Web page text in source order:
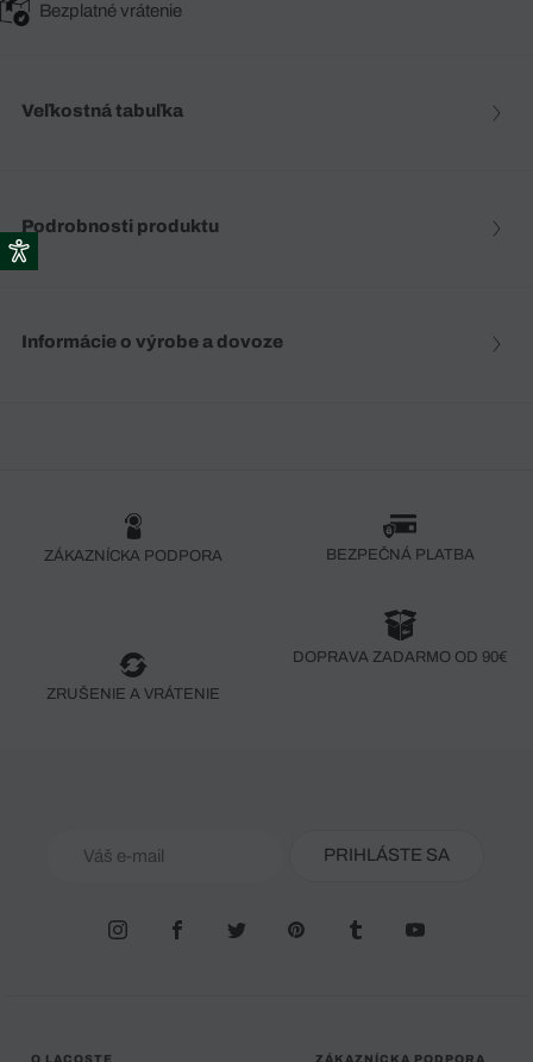
Bezplatné vrátenie
Veľkostná tabuľka
Podrobnosti produktu
Informácie o výrobe a dovoze
ZÁKAZNÍCKA PODPORA BEZPEČNÁ PLATBA
ZRUŠENIE A VRÁTENIE
DOPRAVA ZADARMO OD 90€
PRIHLÁSTE SA
O LACOSTE ZÁKAZNÍCKA PODPORA